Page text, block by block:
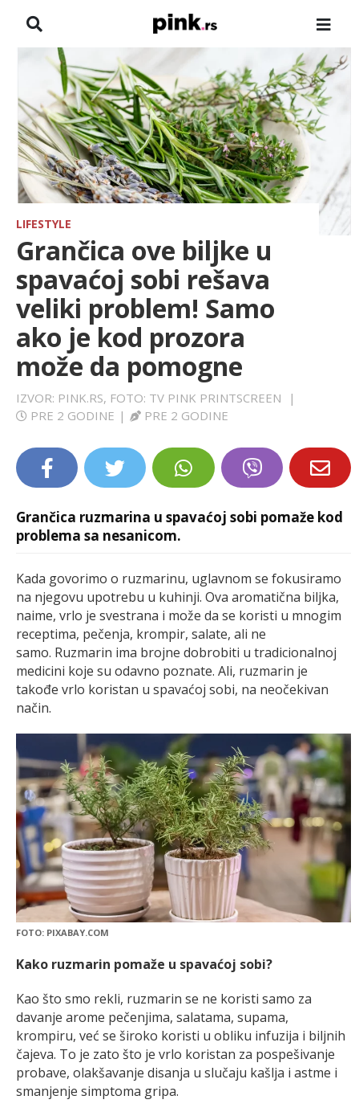
NASLOVNA
VESTI
ZADRUGA
SHOWBIZ
HRONIKA
FARMERI
TV
SPORT
LIFESTYLE
EXTRA
LIFESTYLE
Grančica ove biljke u
spavaćoj sobi rešava
veliki problem! Samo
ako je kod prozora
može da pomogne
IZVOR: PINK.RS, FOTO: TV PINK PRINTSCREEN
|
PRE 2 GODINE | PRE 2 GODINE
Grančica ruzmarina u spavaćoj sobi pomaže kod
problema sa nesanicom.
Kada govorimo o ruzmarinu, uglavnom se fokusiramo
na njegovu upotrebu u kuhinji. Ova aromatična biljka,
naime, vrlo je svestrana i može da se koristi u mnogim
receptima, pečenja, krompir, salate, ali ne
samo. Ruzmarin ima brojne dobrobiti u tradicionalnoj
medicini koje su odavno poznate. Ali, ruzmarin je
takođe vrlo koristan u spavaćoj sobi, na neočekivan
način.
FOTO: PIXABAY.COM
Kako ruzmarin pomaže u spavaćoj sobi?
Kao što smo rekli, ruzmarin se ne koristi samo za
davanje arome pečenjima, salatama, supama,
krompiru, već se široko koristi u obliku infuzija i biljnih
čajeva. To je zato što je vrlo koristan za pospešivanje
probave, olakšavanje disanja u slučaju kašlja i astme i
smanjenje simptoma gripa.